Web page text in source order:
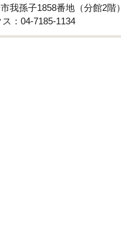
我孫子1858番地（分館2階）
：04-7185-1134